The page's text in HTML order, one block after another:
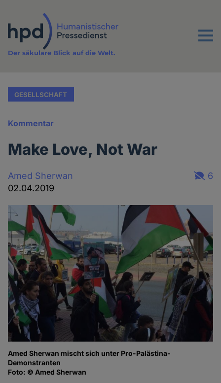
Inhalt
Menu
Der säkulare Blick auf die Welt.
GESELLSCHAFT
Kommentar
Make Love, Not War
Amed Sherwan
02.04.2019
6
Amed Sherwan mischt sich unter Pro-Palästina-
Demonstranten
Foto: © Amed Sherwan